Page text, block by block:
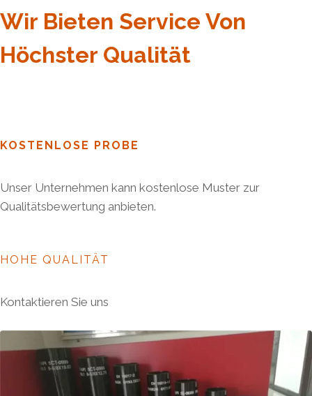
Wir Bieten Service Von
Höchster Qualität
KOSTENLOSE PROBE
Unser Unternehmen kann kostenlose Muster zur
Qualitätsbewertung anbieten.
HOHE QUALITÄT
Kontaktieren Sie uns